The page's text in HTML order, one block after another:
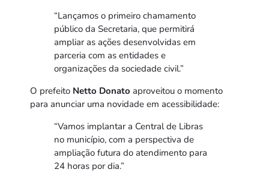
“Lançamos o primeiro chamamento
público da Secretaria, que permitirá
ampliar as ações desenvolvidas em
parceria com as entidades e
organizações da sociedade civil.”
O prefeito Netto Donato aproveitou o momento
para anunciar uma novidade em acessibilidade:
“Vamos implantar a Central de Libras
no município, com a perspectiva de
ampliação futura do atendimento para
24 horas por dia.”